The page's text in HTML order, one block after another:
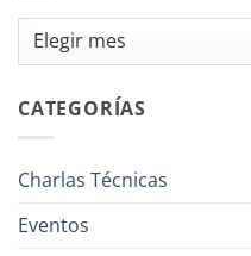
Archivos
CATEGORÍAS
Charlas Técnicas
Eventos